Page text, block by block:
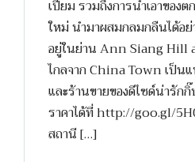
เปี่ยม รวมถึงการนำเอาของ
ใหม่ นำมาผสมกลมกลืนได้อ
อยู่ในย่าน Ann Siang Hill
ไกลจาก China Town เป็น
และร้านขายของดีไซด์น่ารัก
ราคาได้ที่ http://goo.gl/
สถานี […]